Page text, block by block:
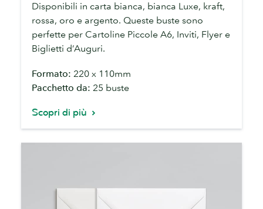
Disponibili in carta bianca, bianca Luxe, kraft,
rossa, oro e argento. Queste buste sono
perfette per Cartoline Piccole A6, Inviti, Flyer e
Biglietti d’Auguri.
Formato: 220 x 110mm
Pacchetto da: 25 buste
Scopri di più